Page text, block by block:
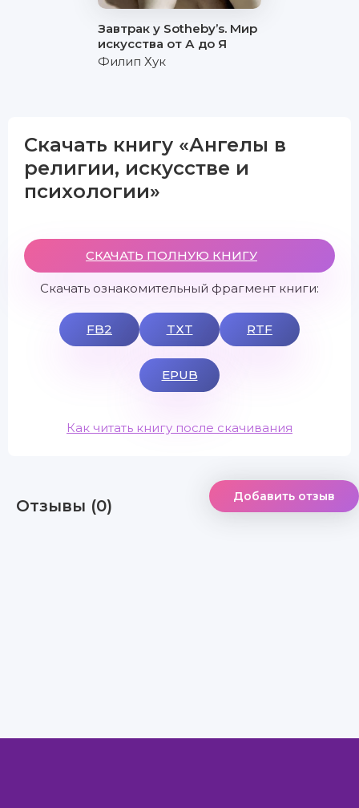
Завтрак у Sotheby’s. Мир
искусства от А до Я
Филип Хук
Скачать книгу «Ангелы в
религии, искусстве и
психологии»
СКАЧАТЬ ПОЛНУЮ КНИГУ
Скачать ознакомительный фрагмент книги:
FB2 TXT RTF
EPUB
Как читать книгу после скачивания
Отзывы (0) Добавить отзыв